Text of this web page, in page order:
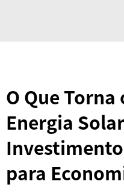
O Que Torna
Energia
para